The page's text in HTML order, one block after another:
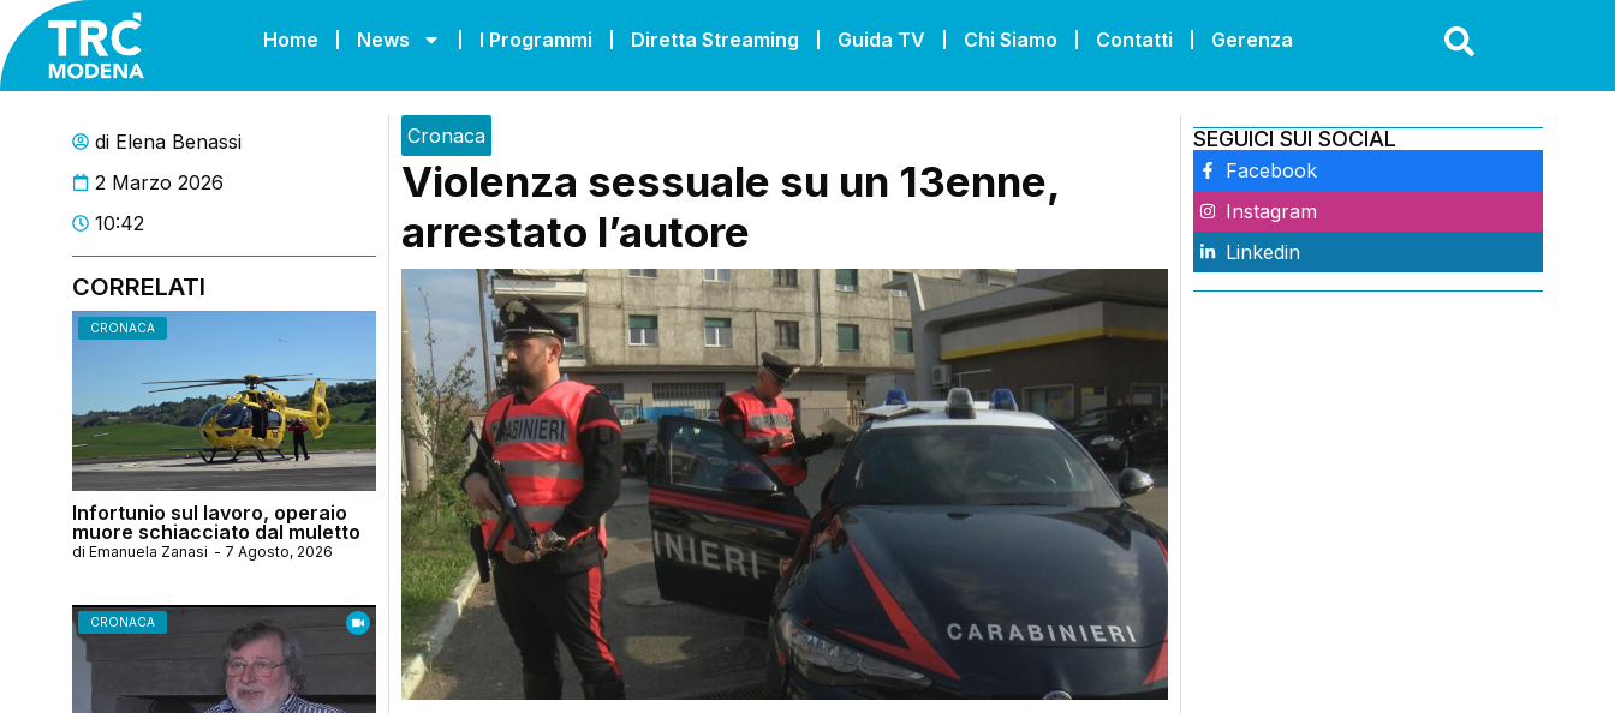
Home News I Programmi Diretta Streaming Guida TV Chi Siamo Contatti Gerenza
di Elena Benassi
2 Marzo 2026
10:42
CORRELATI
CRONACA
Infortunio sul lavoro, operaio
muore schiacciato dal muletto
di Emanuela Zanasi - 7 Agosto, 2026
CRONACA
Cronaca
Violenza sessuale su un 13enne,
arrestato l’autore
SEGUICI SUI SOCIAL
Facebook
Instagram
Linkedin